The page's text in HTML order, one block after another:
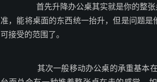
首先升降办公桌其实就是你的整张
准，能将桌面的东西统一抬升，但是问题
可接受的范围了。
其次一般移动办公桌的承重基本在